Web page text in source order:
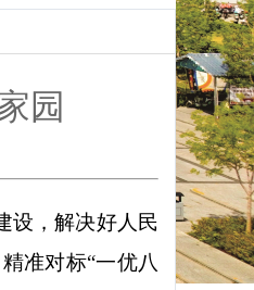
园
设，解决好人民
准对标“一优八